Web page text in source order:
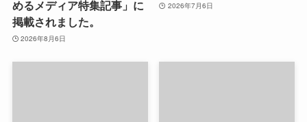
めるメディア特集記事」に
掲載されました。
2026年8月6日
2026年7月6日